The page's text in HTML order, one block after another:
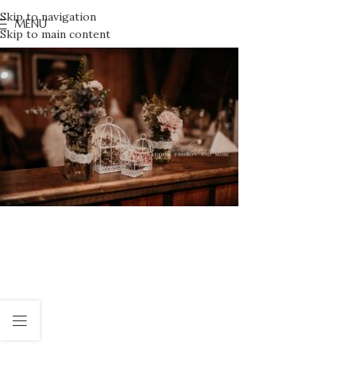
Skip to navigation
Skip to main content
MENU